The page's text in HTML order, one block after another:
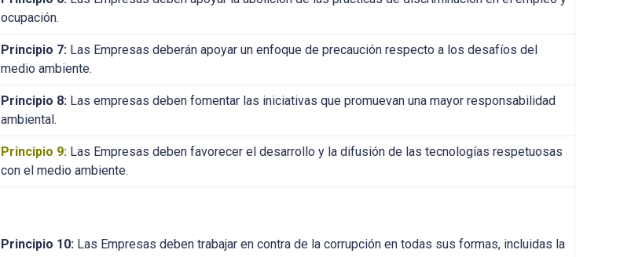
ocupación.
Principio 7: Las Empresas deberán apoyar un enfoque de precaución respecto a los desafíos del
medio ambiente.
Principio 8: Las empresas deben fomentar las iniciativas que promuevan una mayor responsabilidad
ambiental.
Principio 9: Las Empresas deben favorecer el desarrollo y la difusión de las tecnologías respetuosas
con el medio ambiente.
Principio 10: Las Empresas deben trabajar en contra de la corrupción en todas sus formas, incluidas la